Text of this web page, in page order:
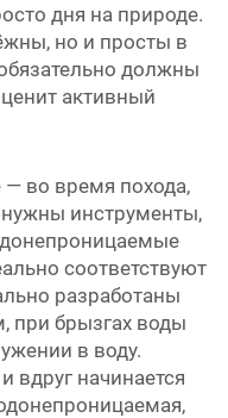
дня на природе.
но и просты в
должны
активный
— во время похода,
инструменты,
соответствуют
разработаны
при брызгах воды
в воду.
вдруг начинается